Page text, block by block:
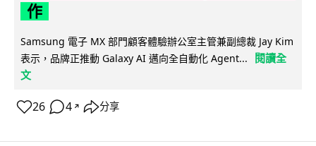
作
Samsung 電子 MX 部門顧客體驗辦公室主管兼副總裁 Jay Kim
表示，品牌正推動 Galaxy AI 邁向全自動化 Agent...
閱讀全
文
26 4 ↗ 分享